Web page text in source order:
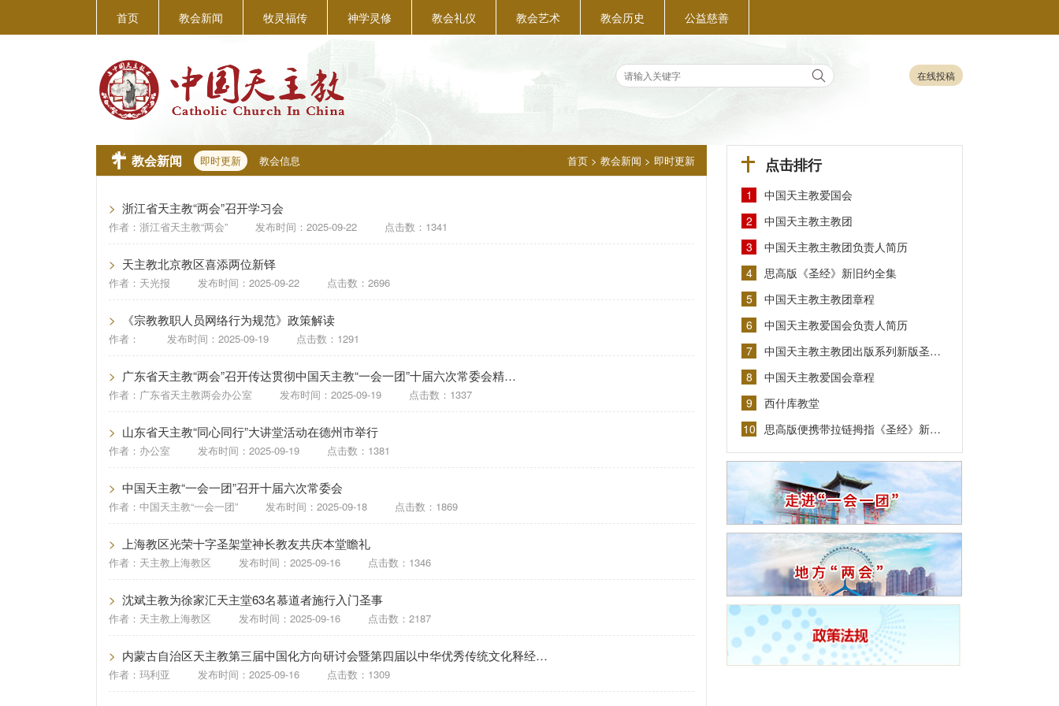
首页 教会新闻 牧灵福传 神学灵修 教会礼仪 教会艺术 教会历史 公益慈善
在线投稿
教会新闻 即时更新 教会信息 首页 > 教会新闻 > 即时更新
> 浙江省天主教“两会”召开学习会
作者： 浙江省天主教“两会” 发布时间： 2025-09-22 点击数：1341
> 天主教北京教区喜添两位新铎
作者： 天光报 发布时间： 2025-09-22 点击数：2696
> 《宗教教职人员网络行为规范》政策解读
作者： 发布时间： 2025-09-19 点击数：1291
> 广东省天主教“两会”召开传达贯彻中国天主教“一会一团”十届六次常委会精…
作者： 广东省天主教两会办公室 发布时间： 2025-09-19 点击数：1337
> 山东省天主教“同心同行”大讲堂活动在德州市举行
作者： 办公室 发布时间： 2025-09-19 点击数：1381
> 中国天主教“一会一团”召开十届六次常委会
作者： 中国天主教“一会一团” 发布时间： 2025-09-18 点击数：1869
> 上海教区光荣十字圣架堂神长教友共庆本堂瞻礼
作者： 天主教上海教区 发布时间： 2025-09-16 点击数：1346
> 沈斌主教为徐家汇天主堂63名慕道者施行入门圣事
作者： 天主教上海教区 发布时间： 2025-09-16 点击数：2187
> 内蒙古自治区天主教第三届中国化方向研讨会暨第四届以中华优秀传统文化释经…
作者： 玛利亚 发布时间： 2025-09-16 点击数：1309
点击排行
1
中国天主教爱国会
2
中国天主教主教团
3
中国天主教主教团负责人简历
4
思高版《圣经》新旧约全集
5
中国天主教主教团章程
6
中国天主教爱国会负责人简历
7
中国天主教主教团出版系列新版圣…
8
中国天主教爱国会章程
9
西什库教堂
10 思高版便携带拉链拇指《圣经》新…